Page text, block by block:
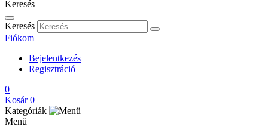
Keresés
Keresés
Fiókom
Bejelentkezés
Regisztráció
0
Kosár 0
Kategóriák
Menü